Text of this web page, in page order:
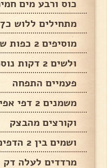
כוס ורבע מים
מתחילים ללוש כ7 דקות
מוסיפים 2 כפות שמן
ולשים 2 דקות נוספות
פעמיים התפחה
משמנים 2 דפי אפיה
וקורצים מהבצק
ושמים בין 2 הדפים
מרדדים לעלה דק